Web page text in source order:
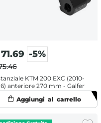
71.69 -5%
KTM 200 EXC (2010-
anteriore 270 mm - Galfer